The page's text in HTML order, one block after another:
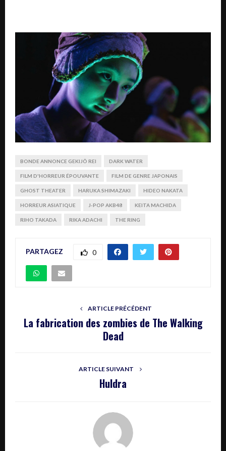
BONDE ANNONCE GEKIJÔ REI DARK WATER
FILM D'HORREUR ÉPOUVANTE FILM DE GENRE JAPONAIS
GHOST THEATER HARUKA SHIMAZAKI HIDEO NAKATA
HORREUR ASIATIQUE J-POP AKB48 KEITA MACHIDA
RIHO TAKADA RIKA ADACHI THE RING
PARTAGEZ 0
ARTICLE PRÉCÉDENT
La fabrication des zombies de The Walking
Dead
ARTICLE SUIVANT
Huldra